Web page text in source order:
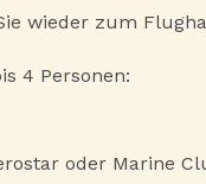
wieder zum
4 Personen:
oder Marine